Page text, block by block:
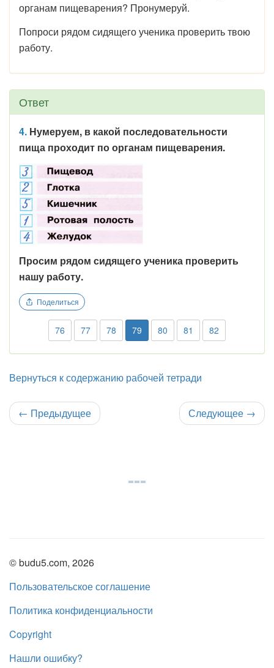
органам пищеварения? Пронумеруй.
Попроси рядом сидящего ученика проверить твою
работу.
Ответ
4. Нумеруем, в какой последовательности
пища проходит по органам пищеварения.
Просим рядом сидящего ученика проверить
нашу работу.
Поделиться
76 77 78 79 80 81 82
Вернуться к содержанию рабочей тетради
← Предыдущее Следующее →
© budu5.com, 2026
Пользовательское соглашение
Политика конфиденциальности
Copyright
Нашли ошибку?